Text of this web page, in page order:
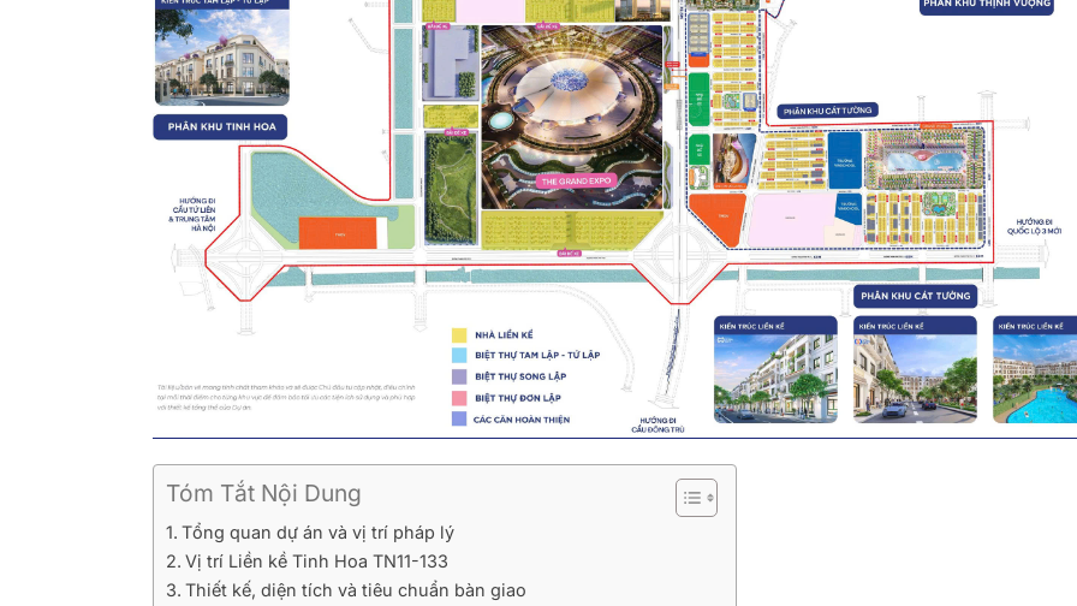
Tóm Tắt Nội Dung
Tổng quan dự án và vị trí pháp lý
Vị trí Liền kề Tinh Hoa TN11-133
Thiết kế, diện tích và tiêu chuẩn bàn giao